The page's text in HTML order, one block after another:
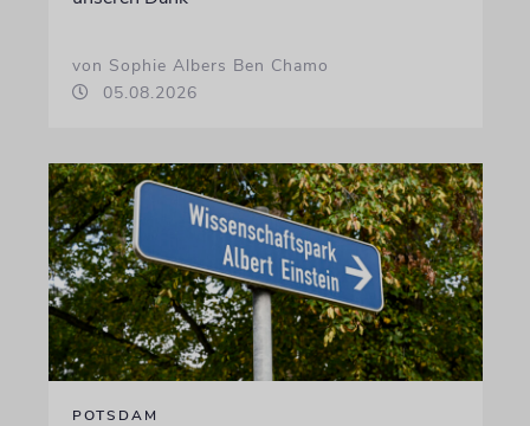
von Sophie Albers Ben Chamo
05.08.2026
POTSDAM